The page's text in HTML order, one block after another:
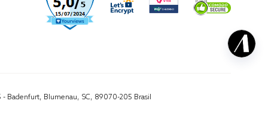
- Badenfurt, Blumenau, SC, 89070-205 Brasil